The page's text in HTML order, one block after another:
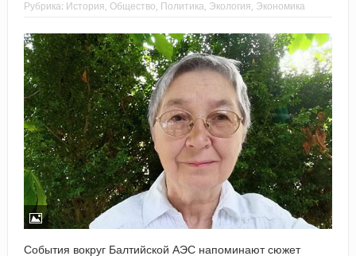
Рубрика: История Общество Политика Экология Экономика
События вокруг Балтийской АЭС напоминают сюжет